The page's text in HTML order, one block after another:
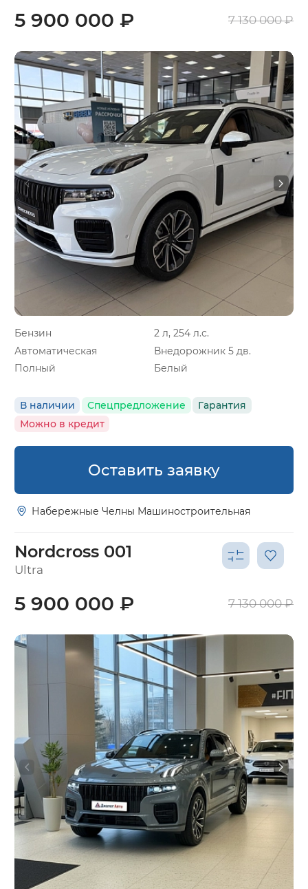
Бензин
2 л, 254 л.с.
Автоматическая
Внедорожник 5 дв.
Полный
Белый
В наличии Спецпредложение
Гарантия
Можно в кредит
5 900 000 ₽ 7 130 000 ₽
Оставить заявку
Набережные Челны Машиностроительная
Nordcross 001
Ultra
5 900 000 ₽ 7 130 000 ₽